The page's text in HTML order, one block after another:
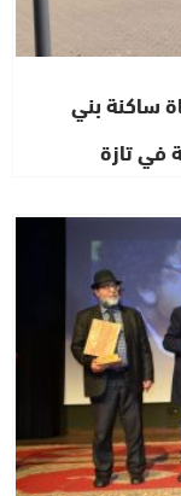
ساكنة بني
تازة